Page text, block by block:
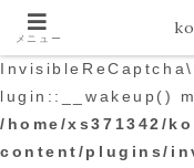
Warning
lugin::__wakeup()
/home/xs371342/
content/plugins/
メニュー